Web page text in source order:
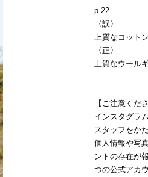
p.22
〈誤〉
上質なコット
〈正〉
上質なウール
【ご注意くだ
インスタグラ
スタッフをか
個人情報や写
ントの存在が
つの公式アカ